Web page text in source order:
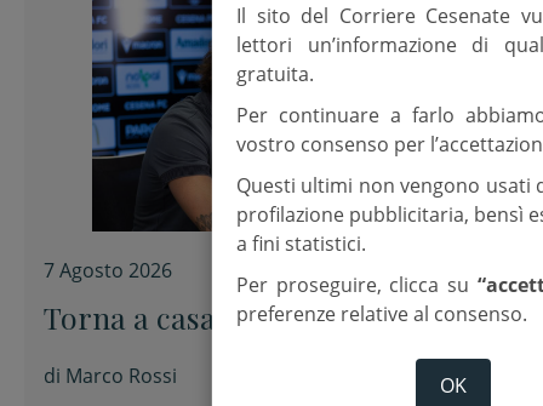
7 Agosto 2026
Torna a casa Fiori
di Marco Rossi
Il sito del Corriere Cesenate
lettori un’informazione di
gratuita.
Per continuare a farlo
vostro consenso per
Questi ultimi non vengono usati
profilazione pubblicitaria, bensì
a fini statistici.
Per proseguire, clicca su
preferenze relative al consenso.
OK